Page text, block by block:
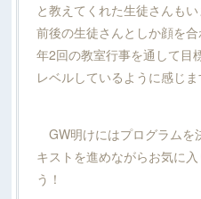
と教えてくれた生徒さんも
前後の生徒さんとしか顔を合
年2回の教室行事を通して目
レベルしているように感じま
GW明けにはプログラムを
キストを進めながらお気に
う！